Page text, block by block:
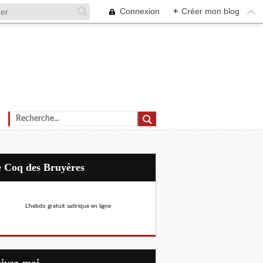
Connexion + Créer mon blog
Coq des Bruyères
L'hebdo gratuit satirique en ligne